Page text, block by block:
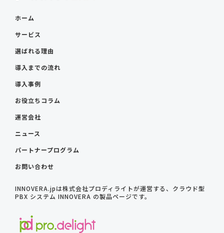
ホーム
サービス
選ばれる理由
導入までの流れ
導入事例
お役立ちコラム
運営会社
ニュース
パートナープログラム
お問い合わせ
INNOVERA.jpは株式会社プロディライトが運営する、クラウド型
PBX システム INNOVERA の製品ページです。